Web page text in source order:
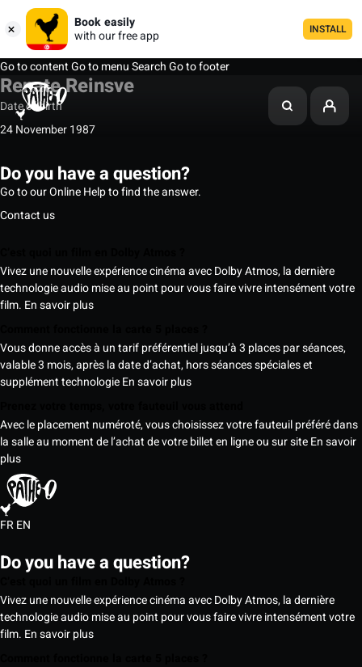
Book easily
with our free app
INSTALL
Go to contentGo to menuSearchGo to footer
Renate Reinsve
Date of birth
24 November 1987
Do you have a question?
Go to our Online Help to find the answer.
Contact us
Vivez une nouvelle expérience cinéma avec Dolby Atmos, la dernière
technologie audio mise au point pour vous faire vivre intensément votre
film. En savoir plus
Vous donne accès à un tarif préférentiel jusqu’à 3 places par séances,
valable 3 mois, après la date d’achat, hors séances spéciales et
supplément technologieEn savoir plus
Avec le placement numéroté, vous choisissez votre fauteuil préféré dans
la salle au moment de l’achat de votre billet en ligne ou sur siteEn savoir
plus
FREN
Do you have a question?
Vivez une nouvelle expérience cinéma avec Dolby Atmos, la dernière
technologie audio mise au point pour vous faire vivre intensément votre
film. En savoir plus